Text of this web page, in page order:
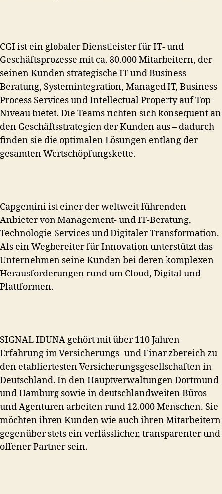
CGI ist ein globaler Dienstleister für IT- und
Geschäftsprozesse mit ca. 80.000 Mitarbeitern, der
seinen Kunden strategische IT und Business
Beratung, Systemintegration, Managed IT, Business
Process Services und Intellectual Property auf Top-
Niveau bietet. Die Teams richten sich konsequent an
den Geschäftsstrategien der Kunden aus – dadurch
finden sie die optimalen Lösungen entlang der
gesamten Wertschöpfungskette.
Capgemini ist einer der weltweit führenden
Anbieter von Management- und IT-Beratung,
Technologie-Services und Digitaler Transformation.
Als ein Wegbereiter für Innovation unterstützt das
Unternehmen seine Kunden bei deren komplexen
Herausforderungen rund um Cloud, Digital und
Plattformen.
SIGNAL IDUNA gehört mit über 110 Jahren
Erfahrung im Versicherungs- und Finanzbereich zu
den etabliertesten Versicherungsgesellschaften in
Deutschland. In den Hauptverwaltungen Dortmund
und Hamburg sowie in deutschlandweiten Büros
und Agenturen arbeiten rund 12.000 Menschen. Sie
möchten ihren Kunden wie auch ihren Mitarbeitern
gegenüber stets ein verlässlicher, transparenter und
offener Partner sein.